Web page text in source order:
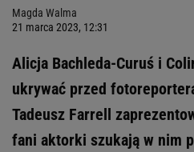
Magda Walma
21 marca 2023, 12:31
Alicja Bachleda-Curuś i
ukrywać przed
Tadeusz Farrell
fani aktorki szukają w nim